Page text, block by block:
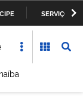
SERVIÇOS